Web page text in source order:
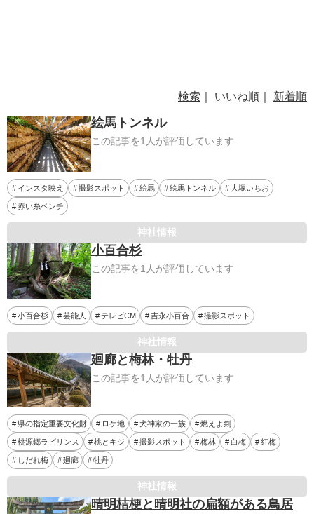
検索 ｜ いいね順｜ 新着順
絵馬トンネル
この記事を1人が評価しています
インスタ映え 撮影スポット 絵馬 絵馬トンネル 大塚いちお
赤い糸ベンチ
神社情報
小百合杉
この記事を1人が評価しています
小百合杉 芸能人 テレビCM 吉永小百合 撮影スポット
神社情報
廻廊と梅林・牡丹
この記事を1人が評価しています
県の指定重要文化財 ロケ地 犬神家の一族 燃えよ剣
桃源郷ラビリンス 桃とキジ 撮影スポット 梅林 白梅 紅梅
しだれ梅 廻廊 牡丹
神社情報
晴明桔梗と晴明社の扁額がある鳥居